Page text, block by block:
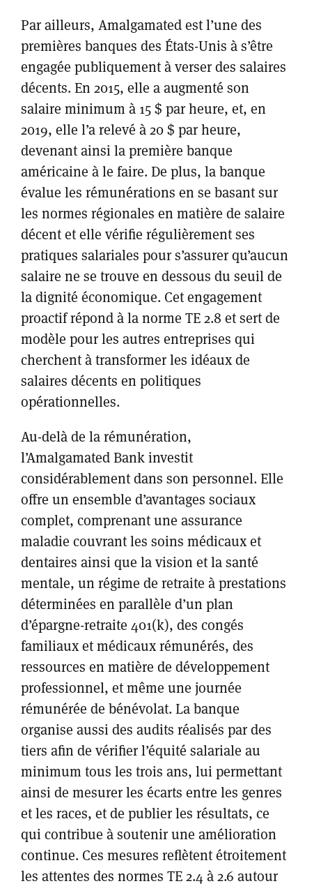
Par ailleurs, Amalgamated est l’une des
premières banques des États-Unis à s’être
engagée publiquement à verser des salaires
décents. En 2015, elle a augmenté son
salaire minimum à 15 $ par heure, et, en
2019, elle l’a relevé à 20 $ par heure,
devenant ainsi la première banque
américaine à le faire. De plus, la banque
évalue les rémunérations en se basant sur
les normes régionales en matière de salaire
décent et elle vérifie régulièrement ses
pratiques salariales pour s’assurer qu’aucun
salaire ne se trouve en dessous du seuil de
la dignité économique. Cet engagement
proactif répond à la norme TE 2.8 et sert de
modèle pour les autres entreprises qui
cherchent à transformer les idéaux de
salaires décents en politiques
opérationnelles.
Au-delà de la rémunération,
l’Amalgamated Bank investit
considérablement dans son personnel. Elle
offre un ensemble d’avantages sociaux
complet, comprenant une assurance
maladie couvrant les soins médicaux et
dentaires ainsi que la vision et la santé
mentale, un régime de retraite à prestations
déterminées en parallèle d’un plan
d’épargne-retraite 401(k), des congés
familiaux et médicaux rémunérés, des
ressources en matière de développement
professionnel, et même une journée
rémunérée de bénévolat. La banque
organise aussi des audits réalisés par des
tiers afin de vérifier l’équité salariale au
minimum tous les trois ans, lui permettant
ainsi de mesurer les écarts entre les genres
et les races, et de publier les résultats, ce
qui contribue à soutenir une amélioration
continue. Ces mesures reflètent étroitement
les attentes des normes TE 2.4 à 2.6 autour